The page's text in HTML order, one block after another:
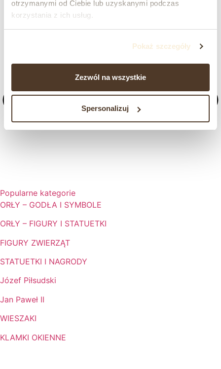
otrzymanymi od Ciebie lub uzyskanymi podczas
korzystania z ich usług.
Pokaż szczegóły
Zezwól na wszystkie
Spersonalizuj
Popularne kategorie
ORŁY – GODŁA I SYMBOLE
ORŁY – FIGURY I STATUETKI
FIGURY ZWIERZĄT
STATUETKI I NAGRODY
Józef Piłsudski
Jan Paweł II
WIESZAKI
KLAMKI OKIENNE